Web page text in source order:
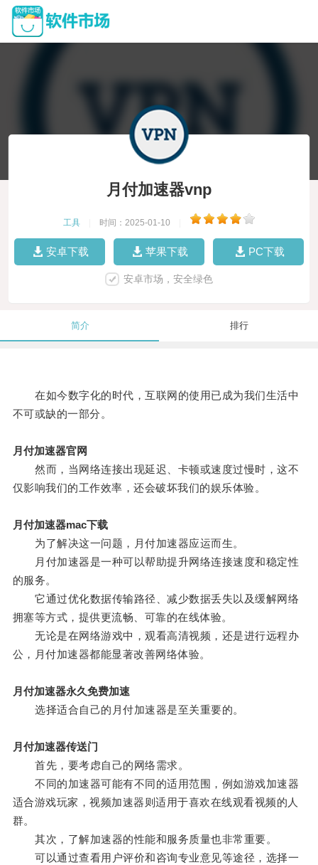
月付加速器vnp
工具 时间：2025-01-10
安卓下载 苹果下载 PC下载
安卓市场，安全绿色
简介 排行
在如今数字化的时代，互联网的使用已成为我们生活中
不可或缺的一部分。
月付加速器官网
然而，当网络连接出现延迟、卡顿或速度过慢时，这不
仅影响我们的工作效率，还会破坏我们的娱乐体验。
月付加速器mac下载
为了解决这一问题，月付加速器应运而生。
月付加速器是一种可以帮助提升网络连接速度和稳定性
的服务。
它通过优化数据传输路径、减少数据丢失以及缓解网络
拥塞等方式，提供更流畅、可靠的在线体验。
无论是在网络游戏中，观看高清视频，还是进行远程办
公，月付加速器都能显著改善网络体验。
月付加速器永久免费加速
选择适合自己的月付加速器是至关重要的。
月付加速器传送门
首先，要考虑自己的网络需求。
不同的加速器可能有不同的适用范围，例如游戏加速器
适合游戏玩家，视频加速器则适用于喜欢在线观看视频的人
群。
其次，了解加速器的性能和服务质量也非常重要。
可以通过查看用户评价和咨询专业意见等途径，选择一